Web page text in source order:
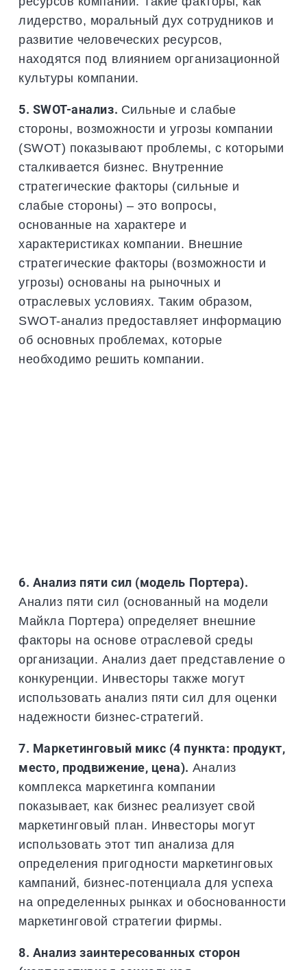
лидерство, моральный дух сотрудников и
развитие человеческих ресурсов,
находятся под влиянием организационной
культуры компании.
5. SWOT-анализ. Сильные и слабые
стороны, возможности и угрозы компании
(SWOT) показывают проблемы, с которыми
сталкивается бизнес. Внутренние
стратегические факторы (сильные и
слабые стороны) – это вопросы,
основанные на характере и
характеристиках компании. Внешние
стратегические факторы (возможности и
угрозы) основаны на рыночных и
отраслевых условиях. Таким образом,
SWOT-анализ предоставляет информацию
об основных проблемах, которые
необходимо решить компании.
6. Анализ пяти сил (модель Портера).
Анализ пяти сил (основанный на модели
Майкла Портера) определяет внешние
факторы на основе отраслевой среды
организации. Анализ дает представление о
конкуренции. Инвесторы также могут
использовать анализ пяти сил для оценки
надежности бизнес-стратегий.
7. Маркетинговый микс (4 пункта: продукт,
место, продвижение, цена). Анализ
комплекса маркетинга компании
показывает, как бизнес реализует свой
маркетинговый план. Инвесторы могут
использовать этот тип анализа для
определения пригодности маркетинговых
кампаний, бизнес-потенциала для успеха
на определенных рынках и обоснованности
маркетинговой стратегии фирмы.
8. Анализ заинтересованных сторон